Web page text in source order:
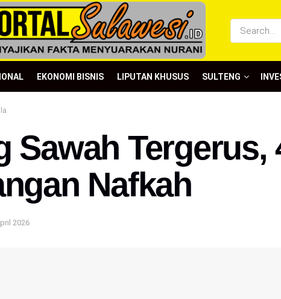
EKONOMI BISNIS LIPUTAN KHUSUS SULTENG
Sawah Tergerus,
Nafkah
2026